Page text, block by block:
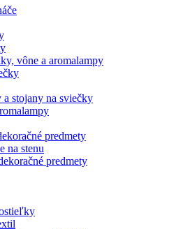
vône a aromalampy
a stojany na sviečky
predmety
na stenu
predmety